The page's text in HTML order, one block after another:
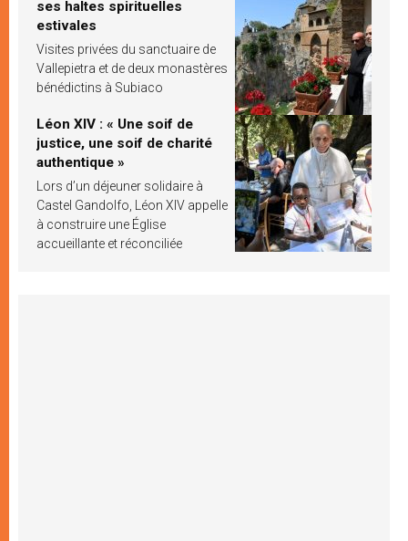
ses haltes spirituelles
estivales
Visites privées du sanctuaire de
Vallepietra et de deux monastères
bénédictins à Subiaco
Léon XIV : « Une soif de
justice, une soif de charité
authentique »
Lors d’un déjeuner solidaire à
Castel Gandolfo, Léon XIV appelle
à construire une Église
accueillante et réconciliée